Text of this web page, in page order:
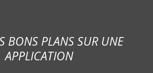
BONS PLANS SUR UNE
APPLICATION